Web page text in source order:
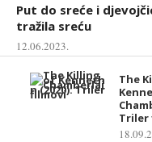
Put do sreće i
tražila sreću
12.06.2023.
The
Triler